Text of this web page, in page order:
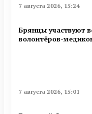
7 августа 2026, 15:24
Брянцы участвуют
волонтёров-
7 августа 2026, 15:01